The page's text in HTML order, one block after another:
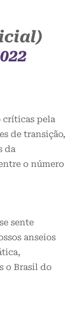
críticas pela
de transição,
da
o número
sente
anseios
o Brasil do